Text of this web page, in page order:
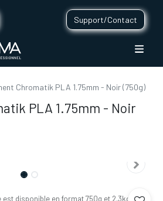
Support/Contact
Chromatik PLA 1.75mm - Noir (750g)
PLA 1.75mm - Noir
disponible en format 750g et 2,3kg.